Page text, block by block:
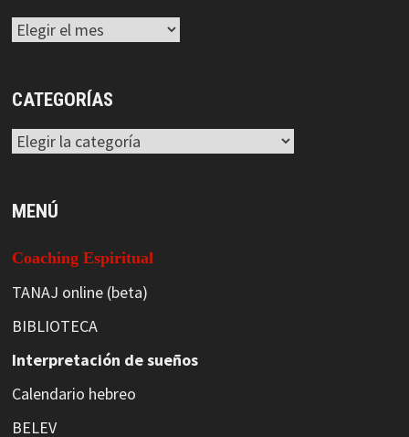
Archivos
CATEGORÍAS
Categorías
MENÚ
Coaching Espiritual
TANAJ online (beta)
BIBLIOTECA
Interpretación de sueños
Calendario hebreo
BELEV